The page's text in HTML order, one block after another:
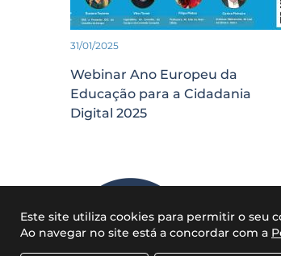
31/01/2025
Webinar Ano Europeu da
Educação para a Cidadania
Digital 2025
Este site utiliza cookies para permitir o seu
Ao navegar no site está a concordar com a